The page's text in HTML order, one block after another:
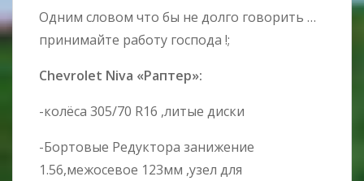
Одним словом что бы не долго говорить …
принимайте работу господа !;
Chevrolet Niva «Раптер»:
-колёса 305/70 R16 ,литые диски
-Бортовые Редуктора занижение
1.56,межосевое 123мм ,узел для